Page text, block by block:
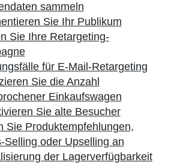
sammeln
Sie Ihr Publikum
Sie Ihre Retargeting-
für E-Mail-Retargeting
Sie die Anzahl
Einkaufswagen
Sie alte Besucher
Sie Produktempfehlungen,
Selling oder Upselling an
der Lagerverfügbarkeit